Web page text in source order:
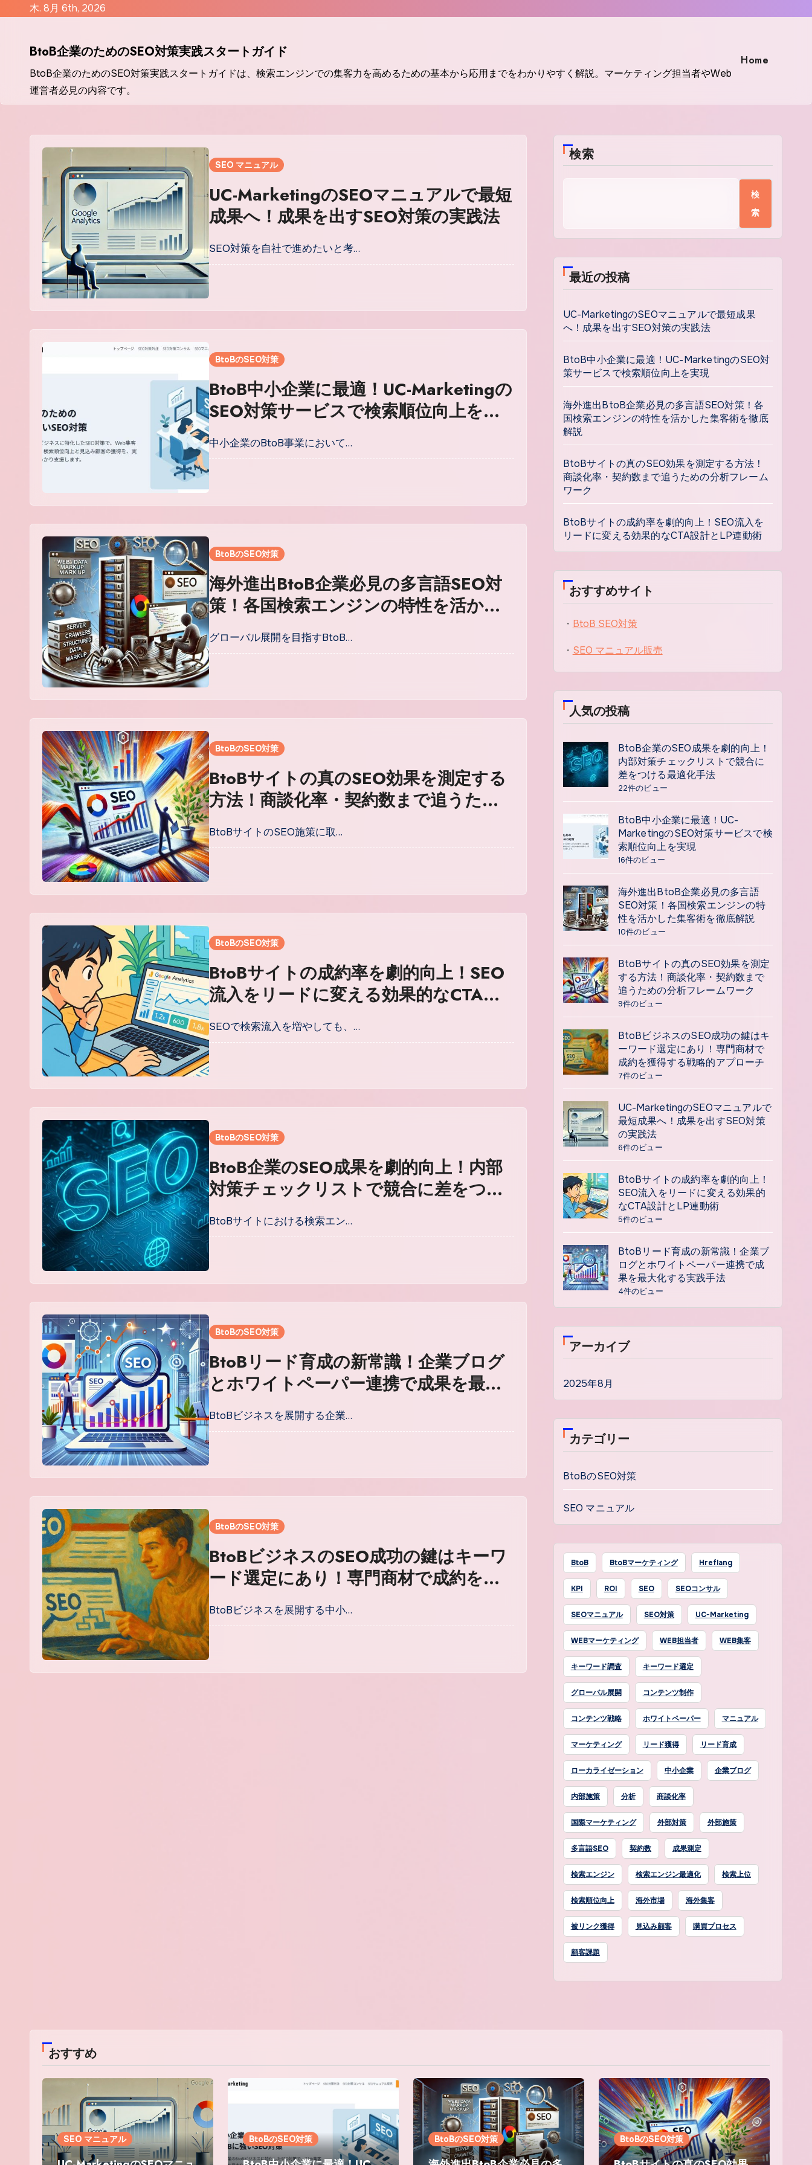
木. 8月 6th, 2026
BtoB企業のためのSEO対策実践スタートガイド
BtoB企業のためのSEO対策実践スタートガイドは、検索エンジンでの集客力を高めるための基本から応用までをわかりやすく解説。マーケティング担当者やWeb
運営者必見の内容です。
Home
SEO マニュアル
UC-MarketingのSEOマニュアルで最短
成果へ！成果を出すSEO対策の実践法
SEO対策を自社で進めたいと考…
BtoBのSEO対策
BtoB中小企業に最適！UC-Marketingの
SEO対策サービスで検索順位向上を実
現中小企業のBtoB事業において…
BtoBのSEO対策
海外進出BtoB企業必見の多言語SEO対
策！各国検索エンジンの特性を活かし
た集客術を徹底解説
グローバル展開を目指すBtoB…
BtoBのSEO対策
BtoBサイトの真のSEO効果を測定する
方法！商談化率・契約数まで追うため
の分析フレームワーク
BtoBサイトのSEO施策に取…
BtoBのSEO対策
BtoBサイトの成約率を劇的向上！SEO
流入をリードに変える効果的なCTA設
計とLP連動術
SEOで検索流入を増やしても、…
BtoBのSEO対策
BtoB企業のSEO成果を劇的向上！内部
対策チェックリストで競合に差をつけ
る最適化手法
BtoBサイトにおける検索エン…
BtoBのSEO対策
BtoBリード育成の新常識！企業ブログ
とホワイトペーパー連携で成果を最大
化する実践手法
BtoBビジネスを展開する企業…
BtoBのSEO対策
BtoBビジネスのSEO成功の鍵はキーワ
ード選定にあり！専門商材で成約を獲
得する戦略的アプローチ
BtoBビジネスを展開する中小…
検索
検
索
最近の投稿
UC-MarketingのSEOマニュアルで最短成果
へ！成果を出すSEO対策の実践法
BtoB中小企業に最適！UC-MarketingのSEO対
策サービスで検索順位向上を実現
海外進出BtoB企業必見の多言語SEO対策！各
国検索エンジンの特性を活かした集客術を徹底
解説
BtoBサイトの真のSEO効果を測定する方法！
商談化率・契約数まで追うための分析フレーム
ワーク
BtoBサイトの成約率を劇的向上！SEO流入を
リードに変える効果的なCTA設計とLP連動術
おすすめサイト
・ BtoB SEO対策
・ SEO マニュアル販売
人気の投稿
BtoB企業のSEO成果を劇的向上！
内部対策チェックリストで競合に
差をつける最適化手法
22件のビュー
BtoB中小企業に最適！UC-
MarketingのSEO対策サービスで検
索順位向上を実現
16件のビュー
海外進出BtoB企業必見の多言語
SEO対策！各国検索エンジンの特
性を活かした集客術を徹底解説
10件のビュー
BtoBサイトの真のSEO効果を測定
する方法！商談化率・契約数まで
追うための分析フレームワーク
9件のビュー
BtoBビジネスのSEO成功の鍵はキ
ーワード選定にあり！専門商材で
成約を獲得する戦略的アプローチ
7件のビュー
UC-MarketingのSEOマニュアルで
最短成果へ！成果を出すSEO対策
の実践法
6件のビュー
BtoBサイトの成約率を劇的向上！
SEO流入をリードに変える効果的
なCTA設計とLP連動術
5件のビュー
BtoBリード育成の新常識！企業ブ
ログとホワイトペーパー連携で成
果を最大化する実践手法
4件のビュー
アーカイブ
2025年8月
カテゴリー
BtoBのSEO対策
SEO マニュアル
BtoB BtoBマーケティング Hreflang
KPI ROI SEO SEOコンサル
SEOマニュアル SEO対策 UC-Marketing
WEBマーケティング WEB担当者 WEB集客
キーワード調査 キーワード選定
グローバル展開 コンテンツ制作
コンテンツ戦略 ホワイトペーパー マニュアル
マーケティング リード獲得 リード育成
ローカライゼーション 中小企業 企業ブログ
内部施策 分析 商談化率
国際マーケティング 外部対策 外部施策
多言語SEO 契約数 成果測定
検索エンジン 検索エンジン最適化 検索上位
検索順位向上 海外市場 海外集客
被リンク獲得 見込み顧客 購買プロセス
顧客課題
おすすめ
SEO マニュアル BtoBのSEO対策 BtoBのSEO対策 BtoBのSEO対策